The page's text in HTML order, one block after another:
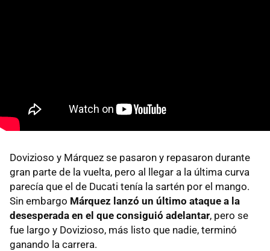
Dovizioso y Márquez se pasaron y repasaron durante
gran parte de la vuelta, pero al llegar a la última curva
parecía que el de Ducati tenía la sartén por el mango.
Sin embargo Márquez lanzó un último ataque a la
desesperada en el que consiguió adelantar, pero se
fue largo y Dovizioso, más listo que nadie, terminó
ganando la carrera.